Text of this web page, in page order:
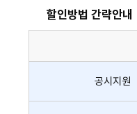
할인방법 간략안내
인
방
공시지원